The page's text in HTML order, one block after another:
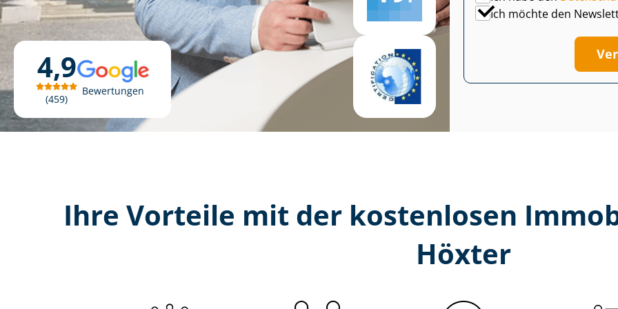
4,9
459
Bewertungen
Ich möchte den
Ihre Vorteile mit der kostenlosen
Höxter